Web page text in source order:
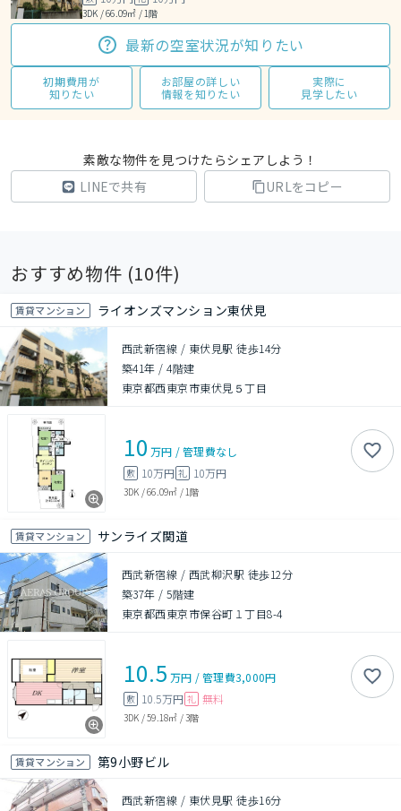
3DK / 66.09㎡ / 1階
最新の空室状況が知りたい
初期費用が
知りたい
お部屋の詳しい
情報を知りたい
実際に
見学したい
素敵な物件を見つけたらシェアしよう！
LINEで共有
URLをコピー
おすすめ物件 (10件)
賃貸マンション ライオンズマンション東伏見
西武新宿線 / 東伏見駅 徒歩14分
築41年 /4階建
東京都西東京市東伏見５丁目
10 万円 /管理費なし
敷 10万円 礼 10万円
3DK /66.09㎡ / 1階
賃貸マンション サンライズ関道
西武新宿線 / 西武柳沢駅 徒歩12分
築37年 /5階建
東京都西東京市保谷町１丁目8-4
10.5 万円 /管理費3,000円
敷 10.5万円 礼 無料
3DK /59.18㎡ /3階
賃貸マンション 第9小野ビル
西武新宿線 / 東伏見駅 徒歩16分